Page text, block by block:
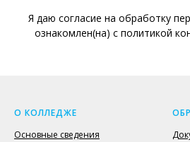
Я даю согласие на обработку
ознакомлен(на) с политикой
О КОЛЛЕДЖЕ
Основные сведения